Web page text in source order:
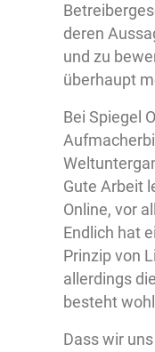
deren
und zu
überhaupt
Bei Spiegel
Gute Arbeit
Online, vor
Endlich hat
Prinzip von
allerdings
besteht
Dass wir